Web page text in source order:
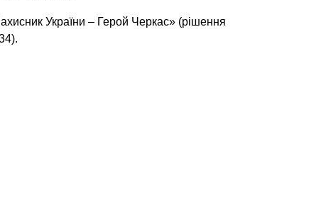
України – Герой Черкас» (рішення